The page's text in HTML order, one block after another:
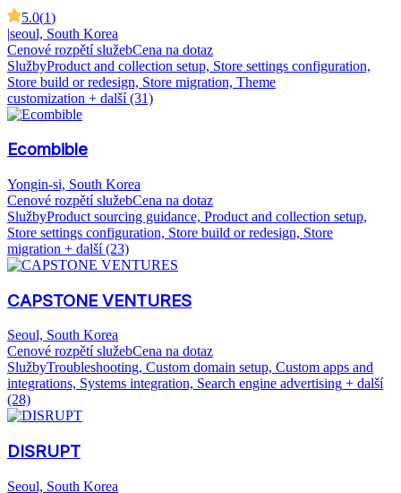
5.0(1)
|seoul, South Korea
Cenové rozpětí služebCena na dotaz
SlužbyProduct and collection setup, Store settings configuration,
Store build or redesign, Store migration, Theme
customization + další (31)
Ecombible
Yongin-si, South Korea
Cenové rozpětí služebCena na dotaz
SlužbyProduct sourcing guidance, Product and collection setup,
Store settings configuration, Store build or redesign, Store
migration + další (23)
CAPSTONE VENTURES
Seoul, South Korea
Cenové rozpětí služebCena na dotaz
SlužbyTroubleshooting, Custom domain setup, Custom apps and
integrations, Systems integration, Search engine advertising + další
(28)
DISRUPT
Seoul, South Korea